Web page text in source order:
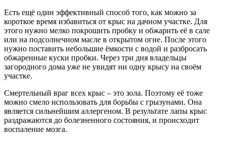
Есть ещё один эффективный способ того, как можно за
короткое время избавиться от крыс на дачном участке. Для
этого нужно мелко покрошить пробку и обжарить её в сале
или на подсолнечном масле в открытом огне. После этого
нужно поставить небольшие ёмкости с водой и разбросать
обжаренные куски пробки. Через три дня владельцы
загородного дома уже не увидят ни одну крысу на своём
участке.
Смертельный враг всех крыс – это зола. Поэтому её тоже
можно смело использовать для борьбы с грызунами. Она
является сильнейшим аллергеном. В результате лапы крыс
раздражаются до болезненного состояния, и происходит
воспаление мозга.